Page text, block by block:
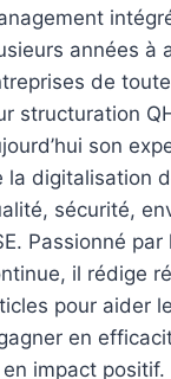
années à
de
structuration
son
la digitalisation
sécurité,
Passionné
il rédige
pour aider
en
impact positif.